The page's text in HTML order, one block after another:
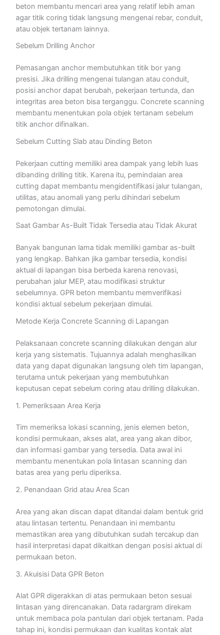
beton membantu mencari area yang relatif lebih aman
agar titik coring tidak langsung mengenai rebar, conduit,
atau objek tertanam lainnya.
Sebelum Drilling Anchor
Pemasangan anchor membutuhkan titik bor yang
presisi. Jika drilling mengenai tulangan atau conduit,
posisi anchor dapat berubah, pekerjaan tertunda, dan
integritas area beton bisa terganggu. Concrete scanning
membantu menentukan pola objek tertanam sebelum
titik anchor difinalkan.
Sebelum Cutting Slab atau Dinding Beton
Pekerjaan cutting memiliki area dampak yang lebih luas
dibanding drilling titik. Karena itu, pemindaian area
cutting dapat membantu mengidentifikasi jalur tulangan,
utilitas, atau anomali yang perlu dihindari sebelum
pemotongan dimulai.
Saat Gambar As-Built Tidak Tersedia atau Tidak Akurat
Banyak bangunan lama tidak memiliki gambar as-built
yang lengkap. Bahkan jika gambar tersedia, kondisi
aktual di lapangan bisa berbeda karena renovasi,
perubahan jalur MEP, atau modifikasi struktur
sebelumnya. GPR beton membantu memverifikasi
kondisi aktual sebelum pekerjaan dimulai.
Metode Kerja Concrete Scanning di Lapangan
Pelaksanaan concrete scanning dilakukan dengan alur
kerja yang sistematis. Tujuannya adalah menghasilkan
data yang dapat digunakan langsung oleh tim lapangan,
terutama untuk pekerjaan yang membutuhkan
keputusan cepat sebelum coring atau drilling dilakukan.
1. Pemeriksaan Area Kerja
Tim memeriksa lokasi scanning, jenis elemen beton,
kondisi permukaan, akses alat, area yang akan dibor,
dan informasi gambar yang tersedia. Data awal ini
membantu menentukan pola lintasan scanning dan
batas area yang perlu diperiksa.
2. Penandaan Grid atau Area Scan
Area yang akan discan dapat ditandai dalam bentuk grid
atau lintasan tertentu. Penandaan ini membantu
memastikan area yang dibutuhkan sudah tercakup dan
hasil interpretasi dapat dikaitkan dengan posisi aktual di
permukaan beton.
3. Akuisisi Data GPR Beton
Alat GPR digerakkan di atas permukaan beton sesuai
lintasan yang direncanakan. Data radargram direkam
untuk membaca pola pantulan dari objek tertanam. Pada
tahap ini, kondisi permukaan dan kualitas kontak alat